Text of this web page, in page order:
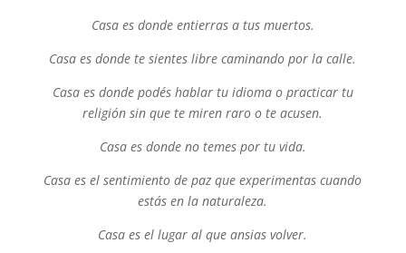
Casa es donde entierras a tus muertos.
Casa es donde te sientes libre caminando por la calle.
Casa es donde podés hablar tu idioma o practicar tu
religión sin que te miren raro o te acusen.
Casa es donde no temes por tu vida.
Casa es el sentimiento de paz que experimentas cuando
estás en la naturaleza.
Casa es el lugar al que ansias volver.